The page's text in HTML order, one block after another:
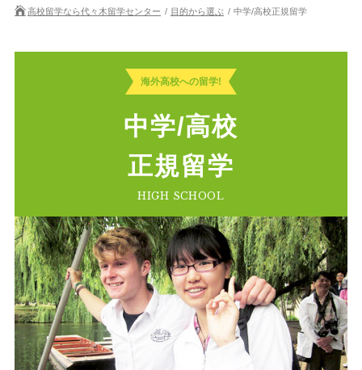
高校留学なら代々木留学センター 目的から選ぶ 中学/高校正規留学
海外高校への留学!
中学/高校
正規留学
HIGH SCHOOL